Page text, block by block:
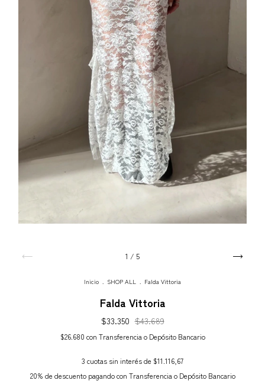
1 / 5
Inicio SHOP ALL Falda Vittoria
Falda Vittoria
$33.350 $43.689
$26.680 con Transferencia o Depósito Bancario
3 cuotas sin interés de $11.116,67
20% de descuentopagando con Transferencia o Depósito Bancario